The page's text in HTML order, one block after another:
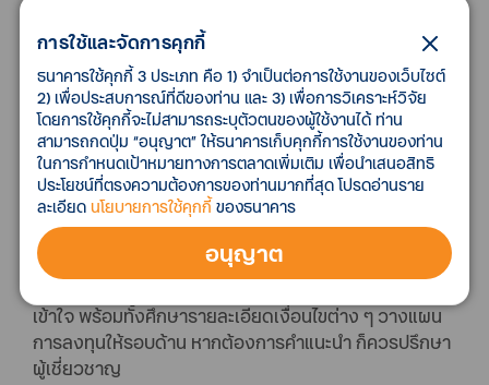
จ่ายที่จะเกิดขึ้น ซึ่งจะช่วยให้บริหารเงินได้ดียิ่งขึ้น
5. เลิกลงทุนโดยไม่ศึกษาให้รอบคอบ:ทุกคนล้วนใฝ่ฝันที่
อยากจะมี passive income จึงมักนำเงินเก็บไปลงทุนเพื่อ
สร้างรายรับ แต่ก็มีคนจำนวนไม่น้อยเลย ที่ต้องสูญเงินไป
เพราะไม่ศึกษาการลงทุนให้ดีเสียก่อน ไปลงทุนตาม ๆ กันไป
กับคนรู้จัก
เพราะการลงทุนนั้นมีความเสี่ยง ดังนั้น ไม่ว่าคุณจะลงทุน
เข้าใจ พร้อมทั้งศึกษารายละเอียดเงื่อนไขต่าง ๆ วางแผน
การลงทุนให้รอบด้าน หากต้องการคำแนะนำ ก็ควรปรึกษา
ผู้เชี่ยวชาญ
การใช้และจัดการคุกกี้
ธนาคารใช้คุกกี้ 3 ประเภท คือ 1) จำเป็นต่อการใช้งานของเว็บไซต์
2) เพื่อประสบการณ์ที่ดีของท่าน และ 3) เพื่อการวิเคราะห์วิจัย
โดยการใช้คุกกี้จะไม่สามารถระบุตัวตนของผู้ใช้งานได้ ท่าน
สามารถกดปุ่ม “อนุญาต” ให้ธนาคารเก็บคุกกี้การใช้งานของท่าน
ในการกำหนดเป้าหมายทางการตลาดเพิ่มเติม เพื่อนำเสนอสิทธิ
ประโยชน์ที่ตรงความต้องการของท่านมากที่สุด โปรดอ่านราย
ละเอียด นโยบายการใช้คุกกี้ของธนาคาร
อนุญาต